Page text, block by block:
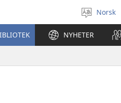
Velg
språk
Norsk
NYHETER